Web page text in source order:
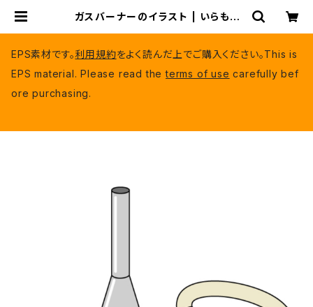
ガスバーナーのイラスト | いらもり
EPS素材です。利用規約をよく読んだ上でご購入ください。This is
EPS material. Please read theterms of use carefully bef
ore purchasing.